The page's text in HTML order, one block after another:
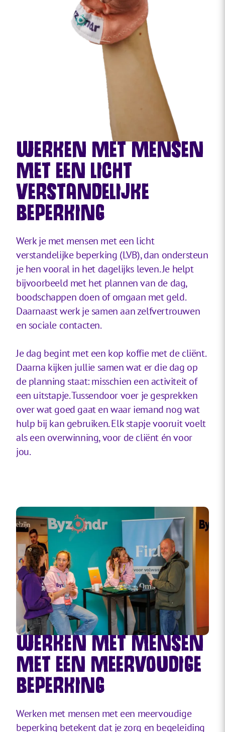
WERKEN MET MENSEN
MET EEN LICHT
VERSTANDELIJKE
BEPERKING
Werk je met mensen met een licht
verstandelijke beperking (LVB), dan ondersteun
je hen vooral in het dagelijks leven. Je helpt
bijvoorbeeld met het plannen van de dag,
boodschappen doen of omgaan met geld.
Daarnaast werk je samen aan zelfvertrouwen
en sociale contacten.
Je dag begint met een kop koffie met de cliënt.
Daarna kijken jullie samen wat er die dag op
de planning staat: misschien een activiteit of
een uitstapje. Tussendoor voer je gesprekken
over wat goed gaat en waar iemand nog wat
hulp bij kan gebruiken. Elk stapje vooruit voelt
als een overwinning, voor de cliënt én voor
jou.
WERKEN MET MENSEN
MET EEN MEERVOUDIGE
BEPERKING
Werken met mensen met een meervoudige
beperking betekent dat je zorg en begeleiding